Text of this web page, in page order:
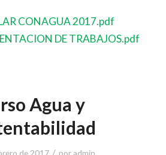
CONAGUA 2017.pdf
DE TRABAJOS.pdf
Agua y
/